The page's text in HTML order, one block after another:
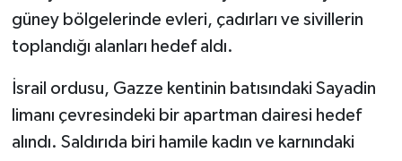
güney bölgelerinde evleri, çadırları ve sivillerin
toplandığı alanları hedef aldı.
İsrail ordusu, Gazze kentinin batısındaki Sayadin
limanı çevresindeki bir apartman dairesi hedef
alındı. Saldırıda biri hamile kadın ve karnındaki